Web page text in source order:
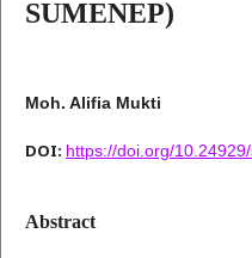
SUMENEP)
Moh. Alifia Mukti
DOI: https://doi.org/
Abstract